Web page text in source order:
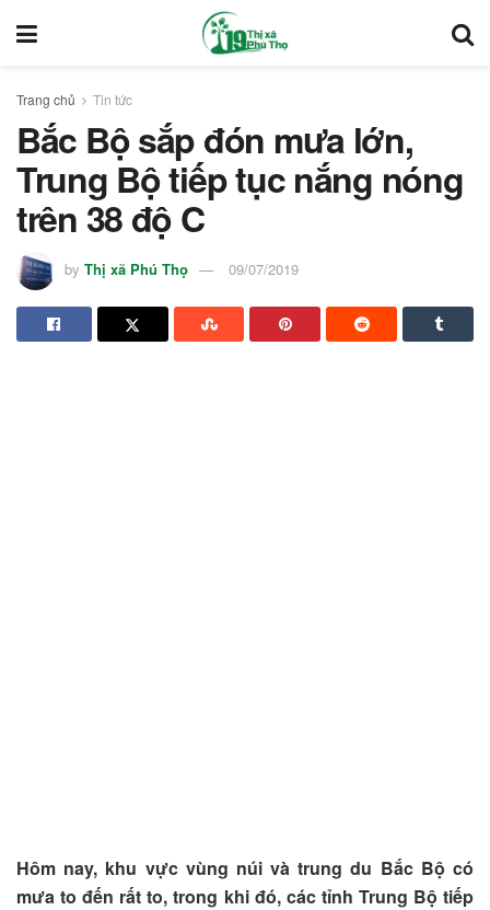
Trang chủ Tin tức
Bắc Bộ sắp đón mưa lớn,
Trung Bộ tiếp tục nắng nóng
trên 38 độ C
by Thị xã Phú Thọ 09/07/2019
Hôm nay, khu vực vùng núi và trung du Bắc Bộ có
mưa to đến rất to, trong khi đó, các tỉnh Trung Bộ tiếp